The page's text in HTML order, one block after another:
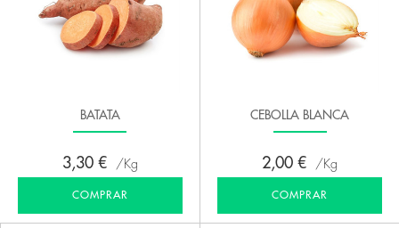
BATATA
3,30 € Kg
COMPRAR
CEBOLLA BLANCA
2,00 € Kg
COMPRAR